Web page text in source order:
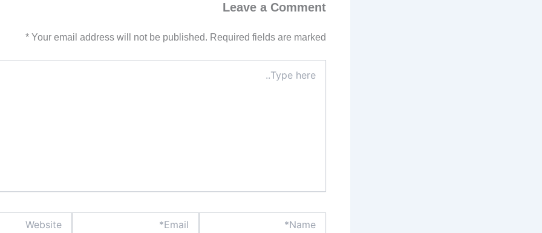
Leave a Comment
Your email address will not be published. Required fields are marked
*
here..